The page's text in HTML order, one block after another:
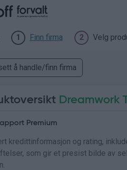
1 Finn firma 2 Velg
å handle/finn firma
Dreamwork
Premium
kredittinformasjon og rating,
som gir et presist bilde av